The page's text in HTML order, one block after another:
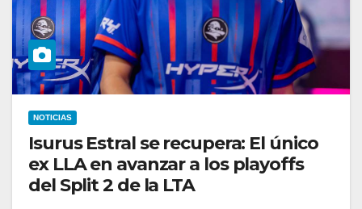
NOTICIAS
Isurus Estral se recupera: El único
ex LLA en avanzar a los playoffs
del Split 2 de la LTA